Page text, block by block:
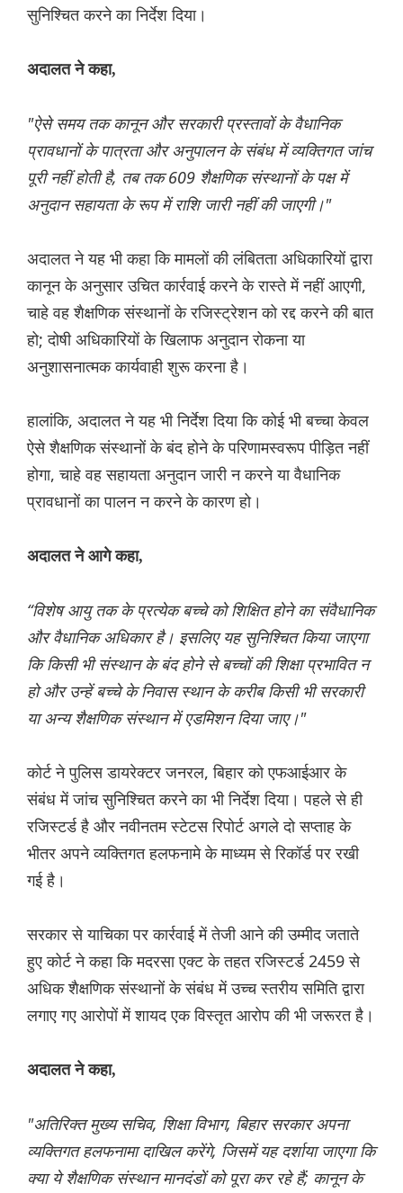
सुनिश्चित करने का निर्देश दिया।
अदालत ने कहा,
"ऐसे समय तक कानून और सरकारी प्रस्तावों के वैधानिक
प्रावधानों के पात्रता और अनुपालन के संबंध में व्यक्तिगत जांच
पूरी नहीं होती है, तब तक 609 शैक्षणिक संस्थानों के पक्ष में
अनुदान सहायता के रूप में राशि जारी नहीं की जाएगी।"
अदालत ने यह भी कहा कि मामलों की लंबितता अधिकारियों द्वारा
कानून के अनुसार उचित कार्रवाई करने के रास्ते में नहीं आएगी,
चाहे वह शैक्षणिक संस्थानों के रजिस्ट्रेशन को रद्द करने की बात
हो; दोषी अधिकारियों के खिलाफ अनुदान रोकना या
अनुशासनात्मक कार्यवाही शुरू करना है।
हालांकि, अदालत ने यह भी निर्देश दिया कि कोई भी बच्चा केवल
ऐसे शैक्षणिक संस्थानों के बंद होने के परिणामस्वरूप पीड़ित नहीं
होगा, चाहे वह सहायता अनुदान जारी न करने या वैधानिक
प्रावधानों का पालन न करने के कारण हो।
अदालत ने आगे कहा,
“विशेष आयु तक के प्रत्येक बच्चे को शिक्षित होने का संवैधानिक
और वैधानिक अधिकार है। इसलिए यह सुनिश्चित किया जाएगा
कि किसी भी संस्थान के बंद होने से बच्चों की शिक्षा प्रभावित न
हो और उन्हें बच्चे के निवास स्थान के करीब किसी भी सरकारी
या अन्य शैक्षणिक संस्थान में एडमिशन दिया जाए।"
कोर्ट ने पुलिस डायरेक्टर जनरल, बिहार को एफआईआर के
संबंध में जांच सुनिश्चित करने का भी निर्देश दिया। पहले से ही
रजिस्टर्ड है और नवीनतम स्टेटस रिपोर्ट अगले दो सप्ताह के
भीतर अपने व्यक्तिगत हलफनामे के माध्यम से रिकॉर्ड पर रखी
गई है।
सरकार से याचिका पर कार्रवाई में तेजी आने की उम्मीद जताते
हुए कोर्ट ने कहा कि मदरसा एक्ट के तहत रजिस्टर्ड 2459 से
अधिक शैक्षणिक संस्थानों के संबंध में उच्च स्तरीय समिति द्वारा
लगाए गए आरोपों में शायद एक विस्तृत आरोप की भी जरूरत है।
अदालत ने कहा,
"अतिरिक्त मुख्य सचिव, शिक्षा विभाग, बिहार सरकार अपना
व्यक्तिगत हलफनामा दाखिल करेंगे, जिसमें यह दर्शाया जाएगा कि
क्या ये शैक्षणिक संस्थान मानदंडों को पूरा कर रहे हैं; कानून के